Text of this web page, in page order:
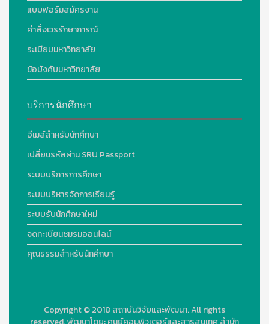
แบบฟอร์มสมัครงาน
คำสั่งเวรรักษาการณ์
ระเบียบมหาวิทยาลัย
ข้อบังคับมหาวิทยาลัย
บริการนักศึกษา
อีเมล์สำหรับนักศึกษา
เปลี่ยนรหัสผ่าน SRU Passport
ระบบบริการการศึกษา
ระบบบริหารจัดการเรียนรู้
ระบบรับนักศึกษาใหม่
จดทะเบียนชมรมออนไลน์
คุณธรรมสำหรับนักศึกษา
Copyright © 2018 สถาบันวิจัยและพัฒนา. All rights